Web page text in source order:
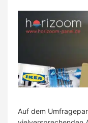
Auf dem